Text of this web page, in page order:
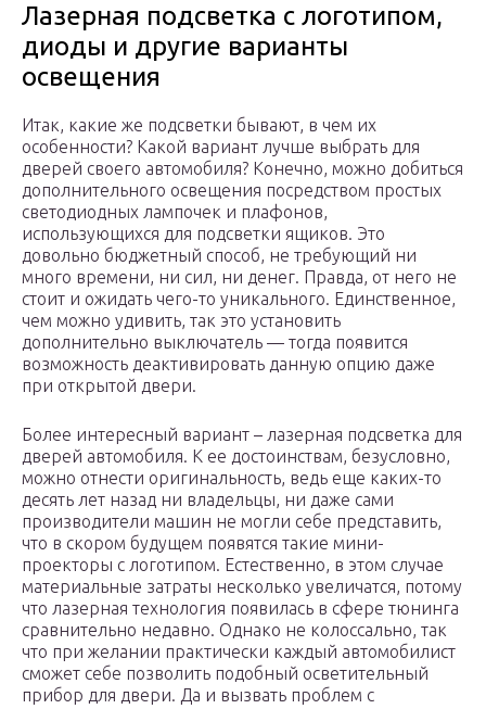
Лазерная подсветка с логотипом,
диоды и другие варианты
освещения
Итак, какие же подсветки бывают, в чем их
особенности? Какой вариант лучше выбрать для
дверей своего автомобиля? Конечно, можно добиться
дополнительного освещения посредством простых
светодиодных лампочек и плафонов,
использующихся для подсветки ящиков. Это
довольно бюджетный способ, не требующий ни
много времени, ни сил, ни денег. Правда, от него не
стоит и ожидать чего-то уникального. Единственное,
чем можно удивить, так это установить
дополнительно выключатель — тогда появится
возможность деактивировать данную опцию даже
при открытой двери.
Более интересный вариант – лазерная подсветка для
дверей автомобиля. К ее достоинствам, безусловно,
можно отнести оригинальность, ведь еще каких-то
десять лет назад ни владельцы, ни даже сами
производители машин не могли себе представить,
что в скором будущем появятся такие мини-
проекторы с логотипом. Естественно, в этом случае
материальные затраты несколько увеличатся, потому
что лазерная технология появилась в сфере тюнинга
сравнительно недавно. Однако не колоссально, так
что при желании практически каждый автомобилист
сможет себе позволить подобный осветительный
прибор для двери. Да и вызвать проблем с